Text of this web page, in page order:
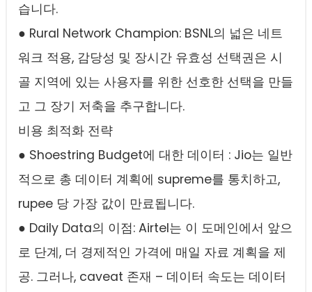
습니다.
● Rural Network Champion: BSNL의 넓은 네트
워크 적용, 감당성 및 장시간 유효성 선택권은 시
골 지역에 있는 사용자를 위한 선호한 선택을 만들
고 그 장기 저축을 추구합니다.
비용 최적화 전략
● Shoestring Budget에 대한 데이터 : Jio는 일반
적으로 총 데이터 계획에 supreme를 통치하고,
rupee 당 가장 값이 만료됩니다.
● Daily Data의 이점: Airtel는 이 도메인에서 앞으
로 단계, 더 경제적인 가격에 매일 자료 계획을 제
공. 그러나, caveat 존재 – 데이터 속도는 데이터